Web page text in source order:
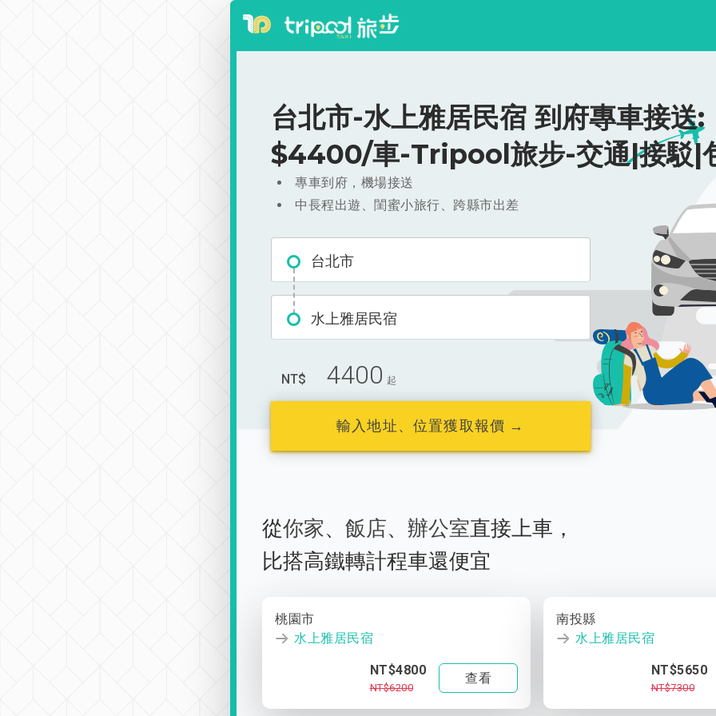
台北市-水上雅居民宿 到府專車接送:
$4400/車-Tripool旅步-交通|接駁|
專車到府，機場接送
中長程出遊、閨蜜小旅行、跨縣市出差
台北市
水上雅居民宿
NT$ 4400 起
輸入地址、位置獲取報價 →
從你家、 飯店、 辦公室直接上車，
比搭高鐵轉計程車還便宜
桃園市
水上雅居民宿
NT$4800
NT$6200
查看
南投縣
水上雅居民宿
NT$5650
NT$7300